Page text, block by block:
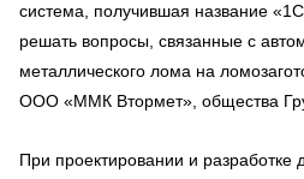
система, получившая название
решать вопросы, связанные с
металлического лома на
ООО «ММК Втормет», общества
При проектировании и разработке